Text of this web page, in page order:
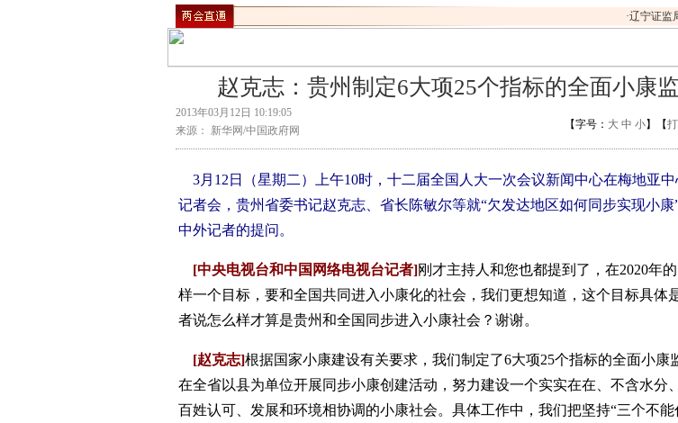
辽宁证监
赵克志：贵州制定6大项25个指标的全面小康
2013年03月12日 10:19:05
来源： 新华网/中国政府网
【字号： 大 中 小】【
3月12日（星期二）上午10时，十二届全国人大一次会议新闻中心在梅地亚
记者会，贵州省委书记赵克志、省长陈敏尔等就“欠发达地区如何同步实现小
中外记者的提问。
[中央电视台和中国网络电视台记者]刚才主持人和您也都提到了，在2020年
样一个目标，要和全国共同进入小康化的社会，我们更想知道，这个目标具体
者说怎么样才算是贵州和全国同步进入小康社会？谢谢。
[赵克志]根据国家小康建设有关要求，我们制定了6大项25个指标的全面小康
在全省以县为单位开展同步小康创建活动，努力建设一个实实在在、不含水分
百姓认可、发展和环境相协调的小康社会。具体工作中，我们把坚持“三个不能